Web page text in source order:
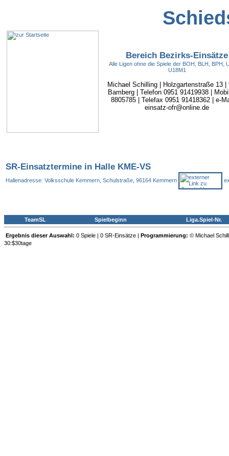
Bereich Bezirks-Einsätze
Alle Ligen ohne die Spiele der BOH, BLH, BPH,
U18M1
Michael Schilling | Holzgartenstraße 13 |
Bamberg | Telefon 0951 91419938 |
8805785 | Telefax 0951 91418362 | e-
einsatz-ofr@online.de
SR-Einsatztermine in Halle KME-VS
Hallenadresse: Volksschule Kemmern, Schulstraße, 96164 Kemmern
TeamSL Spielbeginn Liga.Spiel-Nr.
Ergebnis dieser Auswahl: 0 Spiele | 0 SR-Einsätze | Programmierung: © Michael
30:$30tage